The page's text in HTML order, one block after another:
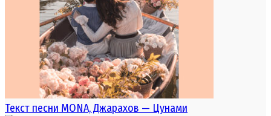
Текст песни MONA, Джарахов — Цунами